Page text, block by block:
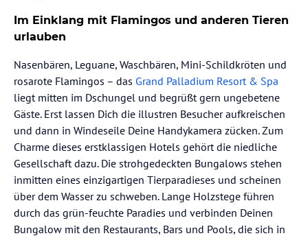
Im Einklang mit Flamingos und anderen Tieren
urlauben
Nasenbären, Leguane, Waschbären, Mini-Schildkröten und
rosarote Flamingos – das Grand Palladium Resort & Spa
liegt mitten im Dschungel und begrüßt gern ungebetene
Gäste. Erst lassen Dich die illustren Besucher aufkreischen
und dann in Windeseile Deine Handykamera zücken. Zum
Charme dieses erstklassigen Hotels gehört die niedliche
Gesellschaft dazu. Die strohgedeckten Bungalows stehen
inmitten eines einzigartigen Tierparadieses und scheinen
über dem Wasser zu schweben. Lange Holzstege führen
durch das grün-feuchte Paradies und verbinden Deinen
Bungalow mit den Restaurants, Bars und Pools, die sich in